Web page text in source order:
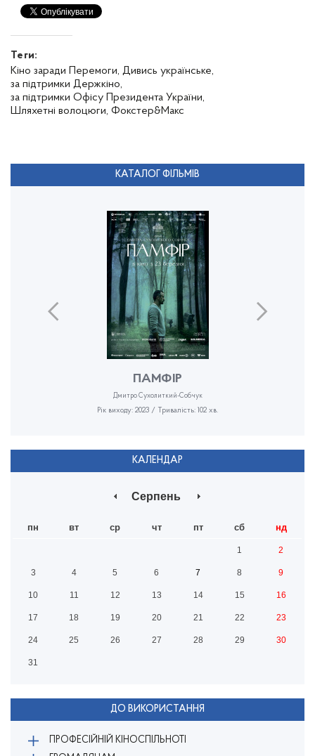
Теги:
Кіно заради Перемоги, Дивись українське,
за підтримки Держкіно,
за підтримки Офісу Президента України,
Шляхетні волоцюги, Фокстер&Макс
КАТАЛОГ ФІЛЬМІВ
ПАМФІР
Дмитро Сухолиткий-Собчук
Рік виходу: 2023 / Тривалість: 102 хв.
КАЛЕНДАР
Серпень
пн вт ср чт пт сб нд
1 2
3 4 5 6 7 8 9
10 11 12 13 14 15 16
17 18 19 20 21 22 23
24 25 26 27 28 29 30
31
ДО ВИКОРИСТАННЯ
ПРОФЕСІЙНІЙ КІНОСПІЛЬНОТІ